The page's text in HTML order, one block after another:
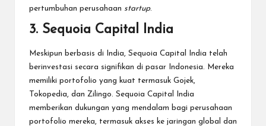
pertumbuhan perusahaan startup.
3. Sequoia Capital India
Meskipun berbasis di India, Sequoia Capital India telah
berinvestasi secara signifikan di pasar Indonesia. Mereka
memiliki portofolio yang kuat termasuk Gojek,
Tokopedia, dan Zilingo. Sequoia Capital India
memberikan dukungan yang mendalam bagi perusahaan
portofolio mereka, termasuk akses ke jaringan global dan